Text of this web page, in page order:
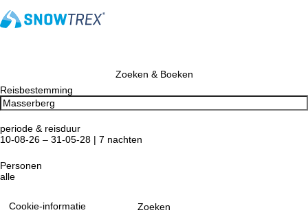
Cookie-informatie
Zoeken & Boeken
Reisbestemming
periode & reisduur
10-08-26 – 31-05-28 | 7 nachten
Personen
alle
Zoeken